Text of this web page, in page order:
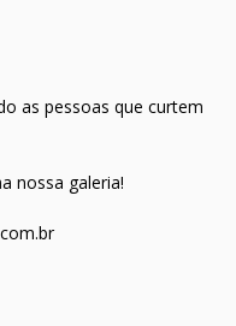
as pessoas que curtem
nossa galeria!